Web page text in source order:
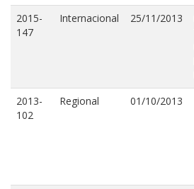
2015-
147
Internacional 25/11/2013
2013-
102
Regional 01/10/2013